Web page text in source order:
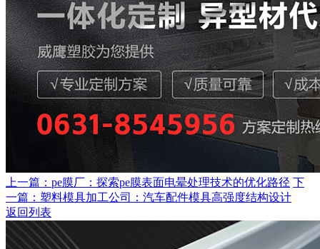
上一篇：pe膜厂：探索pe膜表面电晕处理技术的优化路径 下
一篇：塑料模具加工公司：汽车配件模具高强度结构设计
返回列表